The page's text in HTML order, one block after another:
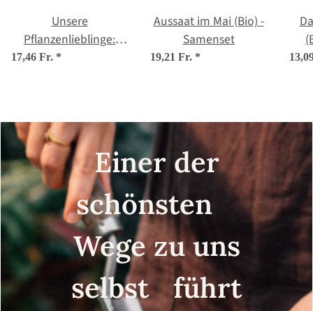
Unsere
Pflanzenlieblinge:
Kräuter & essbare
Geschenkset
17,46 Fr. *
Aussaat im Mai (Bio) -
Samenset
19,21 Fr. *
Einer der
schönsten
Wege zu uns
selbst führt